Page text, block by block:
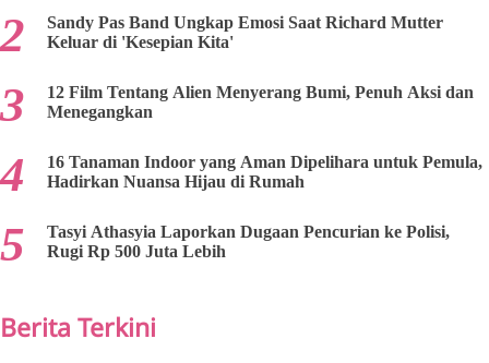
Sandy Pas Band Ungkap Emosi Saat Richard Mutter
Keluar di 'Kesepian Kita'
12 Film Tentang Alien Menyerang Bumi, Penuh Aksi dan
Menegangkan
16 Tanaman Indoor yang Aman Dipelihara untuk Pemula,
Hadirkan Nuansa Hijau di Rumah
Tasyi Athasyia Laporkan Dugaan Pencurian ke Polisi,
Rugi Rp 500 Juta Lebih
Berita Terkini